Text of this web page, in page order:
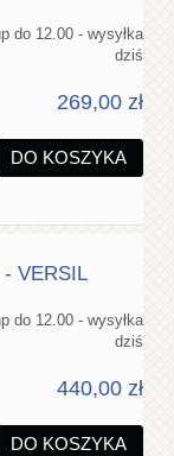
do 12.00 - wysyłka
dziś
269,00 zł
DO KOSZYKA
VERSIL
do 12.00 - wysyłka
dziś
440,00 zł
DO KOSZYKA